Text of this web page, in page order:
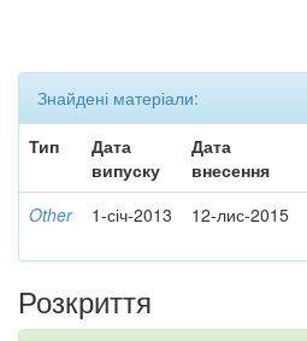
Знайдені матеріали:
Тип
Дата
випуску
Дата
внесення
Other 1-січ-2013 12-лис-2015
Розкриття